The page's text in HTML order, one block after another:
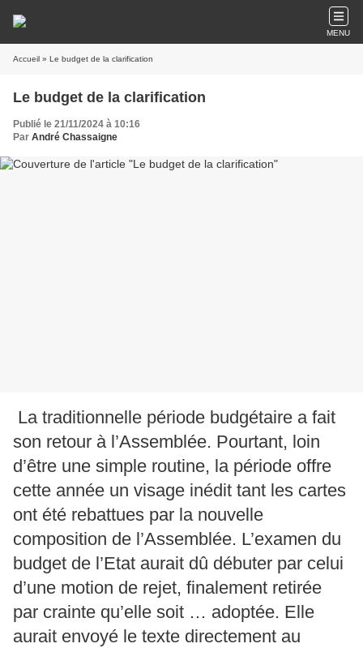
MENU
Accueil » Le budget de la clarification
Le budget de la clarification
Publié le 21/11/2024 à 10:16
Par André Chassaigne
La traditionnelle période budgétaire a fait
son retour à l’Assemblée. Pourtant, loin
d’être une simple routine, la période offre
cette année un visage inédit tant les cartes
ont été rebattues par la nouvelle
composition de l’Assemblée. L’examen du
budget de l’Etat aurait dû débuter par celui
d’une motion de rejet, finalement retirée
par crainte qu’elle soit … adoptée. Elle
aurait envoyé le texte directement au